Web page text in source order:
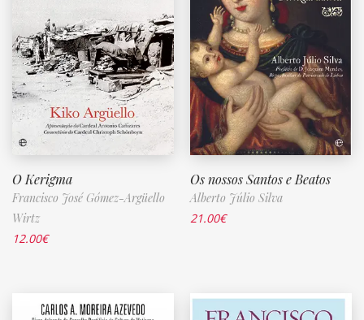
O Kerigma
Francisco José Gómez-Argüello
Wirtz
12.00€
Os nossos Santos e Beatos
Alberto Júlio Silva
21.00€